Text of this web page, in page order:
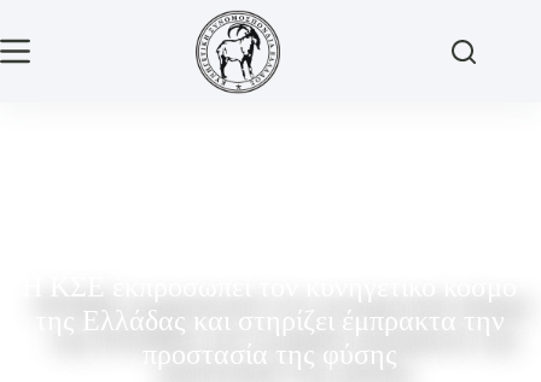
της Ελλάδας και στηρίζει έμπρακτα την
προστασία της φύσης